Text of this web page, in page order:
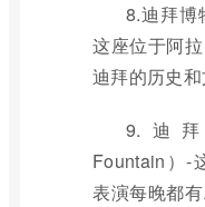
8.迪拜博
这座位于阿
迪拜的历史和
9.迪
Fountain）-
表演每晚都